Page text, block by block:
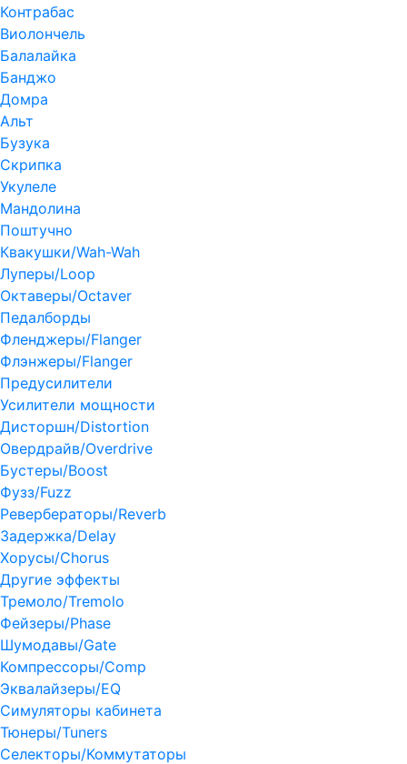
Контрабас
Виолончель
Балалайка
Банджо
Домра
Альт
Бузука
Скрипка
Укулеле
Мандолина
Поштучно
Квакушки/Wah-Wah
Луперы/Loop
Октаверы/Octaver
Педалборды
Фленджеры/Flanger
Флэнжеры/Flanger
Предусилители
Усилители мощности
Дисторшн/Distortion
Овердрайв/Overdrive
Бустеры/Boost
Фузз/Fuzz
Ревербераторы/Reverb
Задержка/Delay
Хорусы/Chorus
Другие эффекты
Тремоло/Tremolo
Фейзеры/Phase
Шумодавы/Gate
Компрессоры/Comp
Эквалайзеры/EQ
Симуляторы кабинета
Тюнеры/Tuners
Селекторы/Коммутаторы